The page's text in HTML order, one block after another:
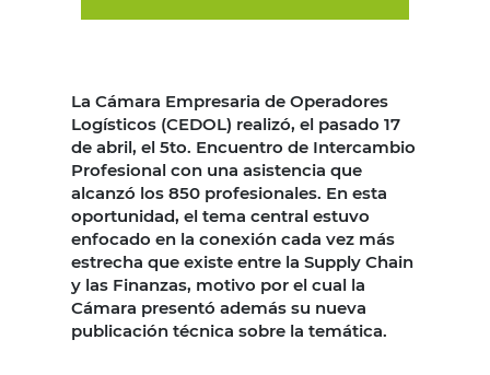
La Cámara Empresaria de Operadores
Logísticos (CEDOL) realizó, el pasado 17
de abril, el 5to. Encuentro de Intercambio
Profesional con una asistencia que
alcanzó los 850 profesionales. En esta
oportunidad, el tema central estuvo
enfocado en la conexión cada vez más
estrecha que existe entre la Supply Chain
y las Finanzas, motivo por el cual la
Cámara presentó además su nueva
publicación técnica sobre la temática.